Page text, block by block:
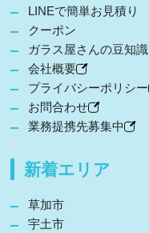
LINEで簡単お見積り
クーポン
ガラス屋さんの豆知識
会社概要
プライバシーポリシー
お問合わせ
業務提携先募集中
新着エリア
草加市
宇土市